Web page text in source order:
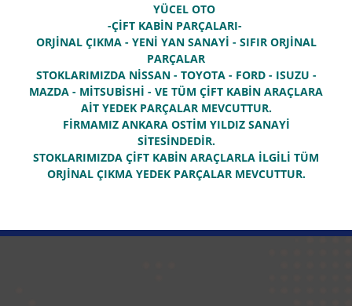
YÜCEL OTO
-ÇİFT KABİN PARÇALARI-
ORJİNAL ÇIKMA - YENİ YAN SANAYİ - SIFIR ORJİNAL
PARÇALAR
STOKLARIMIZDA NİSSAN - TOYOTA - FORD - ISUZU -
MAZDA - MİTSUBİSHİ - VE TÜM ÇİFT KABİN ARAÇLARA
AİT YEDEK PARÇALAR MEVCUTTUR.
FİRMAMIZ ANKARA OSTİM YILDIZ SANAYİ
SİTESİNDEDİR.
STOKLARIMIZDA ÇİFT KABİN ARAÇLARLA İLGİLİ TÜM
ORJİNAL ÇIKMA YEDEK PARÇALAR MEVCUTTUR.